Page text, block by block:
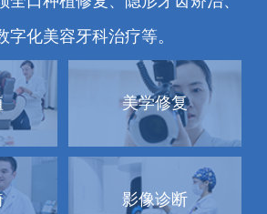
字化美容牙科治疗等。
美学修复
影像诊断